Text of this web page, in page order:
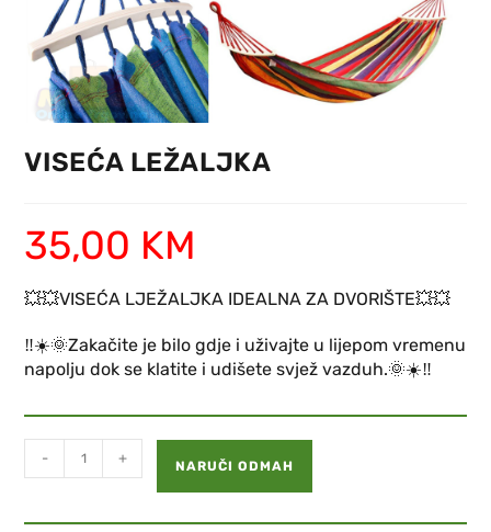
VISEĆA LEŽALJKA
35,00 KM
💥💥VISEĆA LJEŽALJKA IDEALNA ZA DVORIŠTE💥💥
‼️☀️🌞Zakačite je bilo gdje i uživajte u lijepom vremenu
napolju dok se klatite i udišete svjež vazduh.🌞☀️‼️
- + NARUČI ODMAH